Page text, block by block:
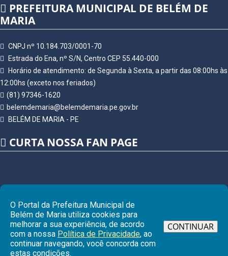
PREFEITURA MUNICIPAL DE BELÉM DE
MARIA
CNPJ nº 10.184.703/0001-70
Estrada do Ena, nº S/N, Centro CEP 55.440-000
Horário de atendimento: de Segunda à Sexta, a partir das 08:00hs às
12:00hs (exceto nos feriados)
(81) 97346-1620
belemdemaria@belemdemaria.pe.gov.br
BELÉM DE MARIA - PE
CURTA NOSSA FAN PAGE
O Portal da Prefeitura Municipal de
Belém de Maria utiliza cookies para
melhorar a sua experiência, de acordo
com a nossa Política de Privacidade, ao
continuar navegando, você concorda com
estas condições.
CONTINUAR